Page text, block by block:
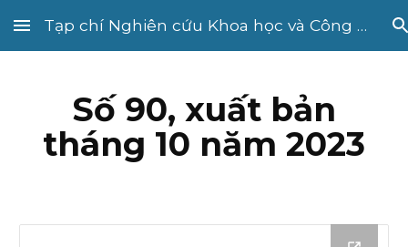
Skip to main content Skip to navigation
Tạp chí Nghiên cứu Khoa học và Công nghệ quân sự
Số 90, xuất bản
tháng 10 năm 2023